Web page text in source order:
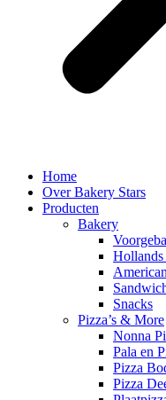
Home
Over Bakery Stars
Producten
Bakery
Snacks
Pizza’s & More
Nonna
Pala en
Pizza
Pizza